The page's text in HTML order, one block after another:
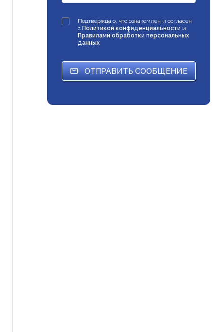
Подтверждаю, что ознакомлен и согласен
с Политикой конфиденциальности и
Правилами обработки персональных
данных
ОТПРАВИТЬ СООБЩЕНИЕ